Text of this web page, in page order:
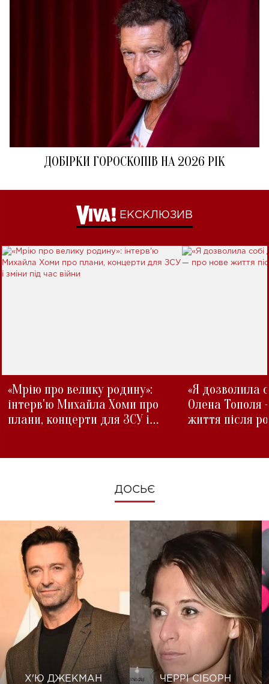
ДОБІРКИ ГОРОСКОПІВ НА 2026 РІК
ЕКСКЛЮЗИВ
«Мрію про велику родину»:
інтерв'ю Михайла Хоми про
плани, концерти для ЗСУ і
«Я дозволила
Олена Тополя
життя після
ДОСЬЄ
Х'Ю ДЖЕКМАН ЧЕРРІ СІБОРН